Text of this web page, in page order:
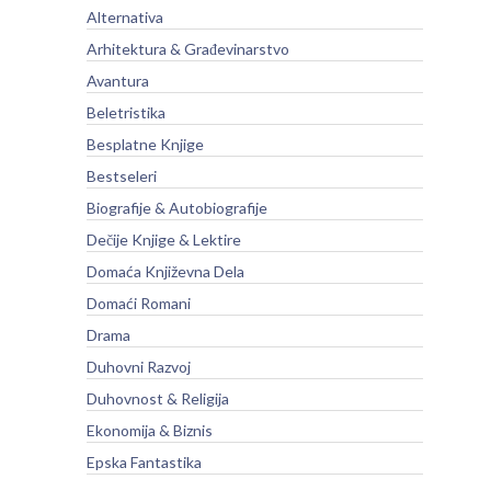
Alternativa
Arhitektura & Građevinarstvo
Avantura
Beletristika
Besplatne Knjige
Bestseleri
Biografije & Autobiografije
Dečije Knjige & Lektire
Domaća Književna Dela
Domaći Romani
Drama
Duhovni Razvoj
Duhovnost & Religija
Ekonomija & Biznis
Epska Fantastika